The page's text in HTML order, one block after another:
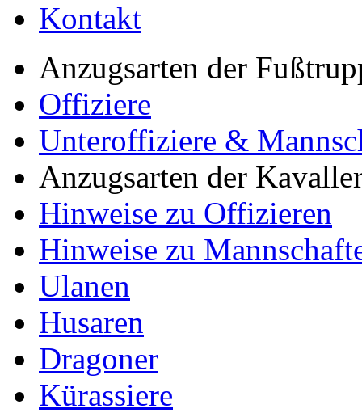
Kontakt
Anzugsarten der
Offiziere
Unteroffiziere &
Anzugsarten der
Hinweise zu Offizieren
Hinweise zu
Ulanen
Husaren
Dragoner
Kürassiere